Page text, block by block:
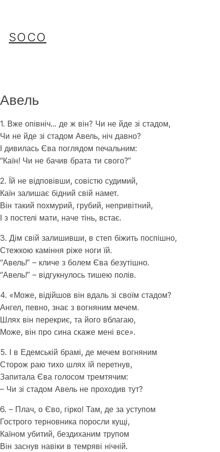
SOCO
Авель
1. Вже опівніч… де ж він? Чи не йде зі стадом,
Чи не йде зі стадом Авель, ніч давно?
І дивилась Єва поглядом печальним:
“Каїн! Чи не бачив брата ти свого?”
2. Їй не відповівши, совістю судимий,
Каїн залишає бідний свій намет.
Він такий похмурий, грубий, непривітний,
І з постелі мати, наче тінь, встає.
3. Дім свій залишивши, в степ біжить поспішно,
Стежкою каміння ріже ноги їй.
“Авель!” – кличе з болем Єва безутішно.
“Авель!” – відгукнулось тишею полів.
4. «Може, відійшов він вдаль зі своїм стадом?
Ангел, певно, знає з вогняним мечем.
Шлях він перекриє, та його вблагаю,
Може, він про сина скаже мені все».
5. І в Едемській брамі, де мечем вогняним
Сторож раю тихо шлях їй перетнув,
Запитала Єва голосом тремтячим:
– Чи зі стадом Авель не проходив тут?
6. – Плач, о Єво, гірко! Там, де за уступом
Гострого терновника поросли кущі,
Каїном убитий, бездиханим трупом
Він заснув навіки в темряві нічній.